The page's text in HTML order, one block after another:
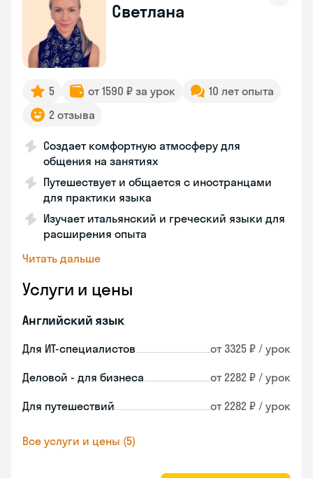
Светлана
5 от 1590 ₽ за урок
10 лет опыта
2 отзыва
Создает комфортную атмосферу для
общения на занятиях
Путешествует и общается с иностранцами
для практики языка
Изучает итальянский и греческий языки для
расширения опыта
Читать дальше
Услуги и цены
Английский язык
Для ИТ-специалистов от 3325 ₽ / урок
Деловой - для бизнеса от 2282 ₽ / урок
Для путешествий от 2282 ₽ / урок
Все услуги и цены (5)